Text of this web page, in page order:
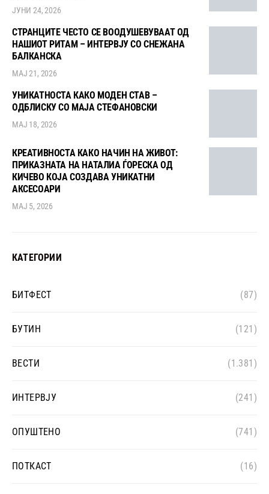
ЈУНИ 24, 2026
СТРАНЦИТЕ ЧЕСТО СЕ ВООДУШЕВУВААТ ОД
НАШИОТ РИТАМ – ИНТЕРВЈУ СО СНЕЖАНА
БАЛКАНСКА
МАЈ 21, 2026
УНИКАТНОСТА КАКО МОДЕН СТАВ –
ОДБЛИСКУ СО МАЈА СТЕФАНОВСКИ
МАЈ 18, 2026
КРЕАТИВНОСТА КАКО НАЧИН НА ЖИВОТ:
ПРИКАЗНАТА НА НАТАЛИА ЃОРЕСКА ОД
КИЧЕВО КОЈА СОЗДАВА УНИКАТНИ
АКСЕСОАРИ
МАЈ 5, 2026
КАТЕГОРИИ
БИТФЕСТ (87)
БУТИН (121)
ВЕСТИ (1.381)
ИНТЕРВЈУ (241)
ОПУШТЕНО (741)
ПОТКАСТ (16)